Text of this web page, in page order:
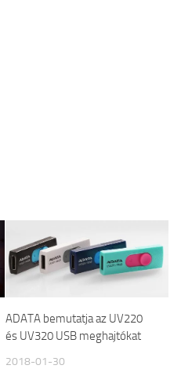
ADATA bemutatja az UV220
és UV320 USB meghajtókat
2018-01-30